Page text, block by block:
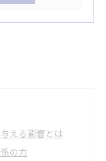
える影響とは
の力